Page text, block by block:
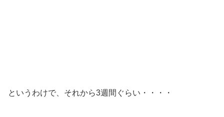
というわけで、それから3週間ぐらい・・・・